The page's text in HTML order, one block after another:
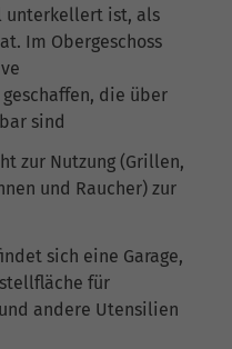
unterkellert ist, als
Im Obergeschoss
die über
sind
zur Nutzung (Grillen,
und Raucher) zur
sich eine Garage,
für
andere Utensilien